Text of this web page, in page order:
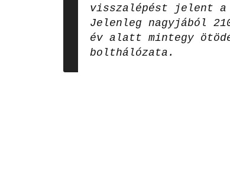
visszalépést jelent a
Jelenleg nagyjából
év alatt mintegy
bolthálózata.